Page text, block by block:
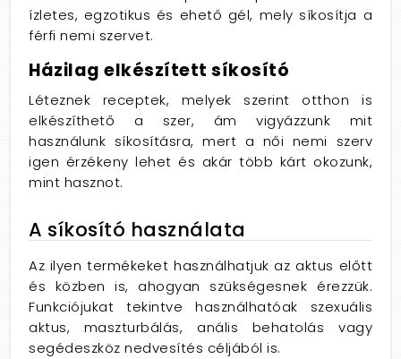
ízletes, egzotikus és ehető gél, mely síkosítja a
férfi nemi szervet.
Házilag elkészített síkosító
Léteznek receptek, melyek szerint otthon is
elkészíthető a szer, ám vigyázzunk mit
használunk síkosításra, mert a női nemi szerv
igen érzékeny lehet és akár több kárt okozunk,
mint hasznot.
A síkosító használata
Az ilyen termékeket használhatjuk az aktus előtt
és közben is, ahogyan szükségesnek érezzük.
Funkciójukat tekintve használhatóak szexuális
aktus, maszturbálás, anális behatolás vagy
segédeszköz nedvesítés céljából is.